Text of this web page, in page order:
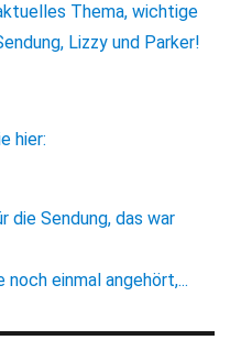
Thema, wichtige
Lizzy und Parker!
hier:
die Sendung, das war
einmal angehört,...